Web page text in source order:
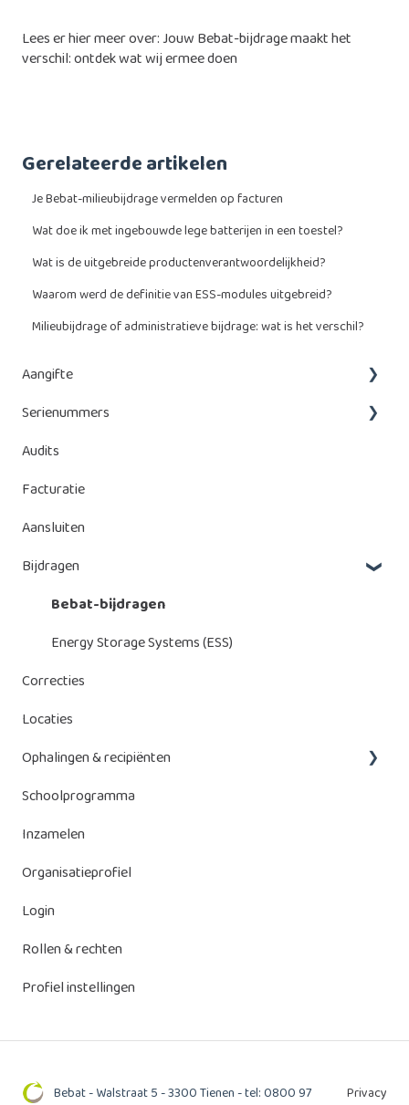
Lees er hier meer over:Jouw Bebat-bijdrage maakt het
verschil: ontdek wat wij ermee doen
Gerelateerde artikelen
Je Bebat-milieubijdrage vermelden op facturen
Wat doe ik met ingebouwde lege batterijen in een toestel?
Wat is de uitgebreide productenverantwoordelijkheid?
Waarom werd de definitie van ESS-modules uitgebreid?
Milieubijdrage of administratieve bijdrage: wat is het verschil?
Aangifte
Wat moet ik aangeven?
Aangifte doen
Aangiftes beheren
Batterijen beheren
Serienummers
Serienummers toevoegen
Serienummers beheren
Audits
Facturatie
Aansluiten
Bijdragen
Bebat-bijdragen
Energy Storage Systems (ESS)
Correcties
Locaties
Ophalingen & recipiënten
Beheer ophalingen
Recipiënten
Schoolprogramma
Inzamelen
Organisatieprofiel
Login
Rollen & rechten
Profiel instellingen
Bebat - Walstraat 5 - 3300 Tienen - tel: 0800 97
Privacy